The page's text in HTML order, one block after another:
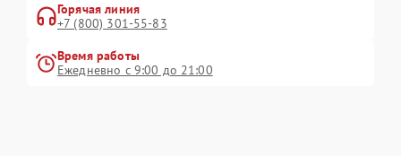
Горячая линия
+7 (800) 301-55-83
Время работы
Ежедневно с 9:00 до 21:00